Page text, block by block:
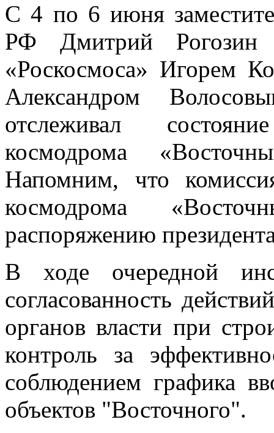
С 4 по 6 июня
РФ Дмитрий Рогозин
«Роскосмоса» Игорем
Александром
отслеживал
космодрома
Напомним, что
космодрома
распоряжению
В ходе очередной
согласованность
органов власти при
контроль за
соблюдением графика
объектов "Восточного".